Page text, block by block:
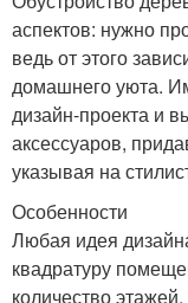
аспектов: нужно
ведь от этого
домашнего уюта.
дизайн-проекта и
аксессуаров,
указывая на
Особенности
Любая идея
квадратуру
количество